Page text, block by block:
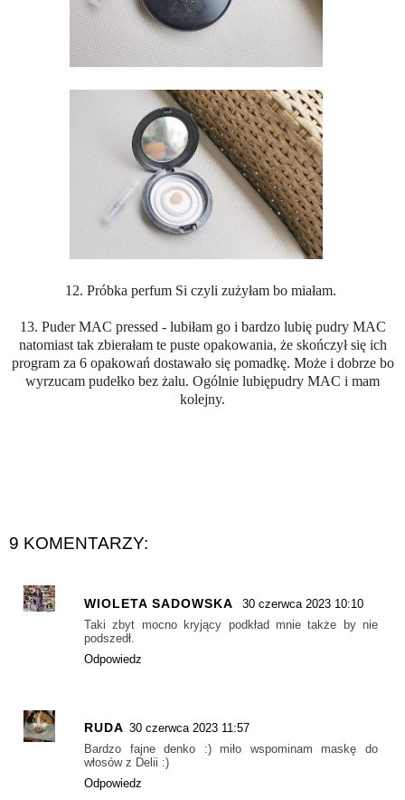
12. Próbka perfum Si czyli zużyłam bo miałam.
13. Puder MAC pressed - lubiłam go i bardzo lubię pudry MAC
natomiast tak zbierałam te puste opakowania, że skończył się ich
program za 6 opakowań dostawało się pomadkę. Może i dobrze bo
wyrzucam pudełko bez żalu. Ogólnie lubiępudry MAC i mam
kolejny.
9 KOMENTARZY:
WIOLETA SADOWSKA
30 czerwca 2023 10:10
Taki zbyt mocno kryjący podkład mnie także by nie
podszedł.
Odpowiedz
RUDA 30 czerwca 2023 11:57
Bardzo fajne denko :) miło wspominam maskę do
włosów z Delii :)
Odpowiedz